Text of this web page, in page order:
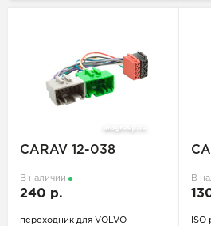
CARAV 12-038
В наличии
240 р.
переходник для VOLVO
В
ISO